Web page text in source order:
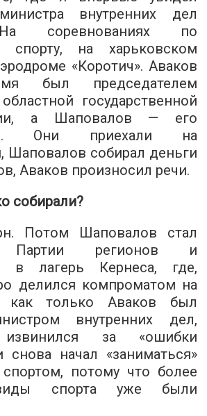
внутренних дел
соревнованиях по
спорту, на харьковском
«Коротич». Аваков
был председателем
государственной
а Шаповалов — его
Они приехали на
Шаповалов собирал деньги
Аваков произносил речи.
собирали?
Потом Шаповалов стал
Партии регионов и
в лагерь Кернеса, где,
делился компроматом на
как только Аваков был
внутренних дел,
за «ошибки
снова начал «заниматься»
потому что более
спорта уже были